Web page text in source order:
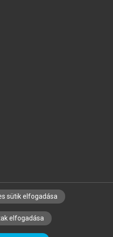
KÖNYVTÁROSOKNAK
ALAPELVEK
sütik elfogadása
elfogadása